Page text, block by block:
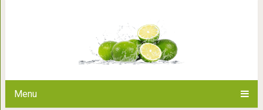
Menu